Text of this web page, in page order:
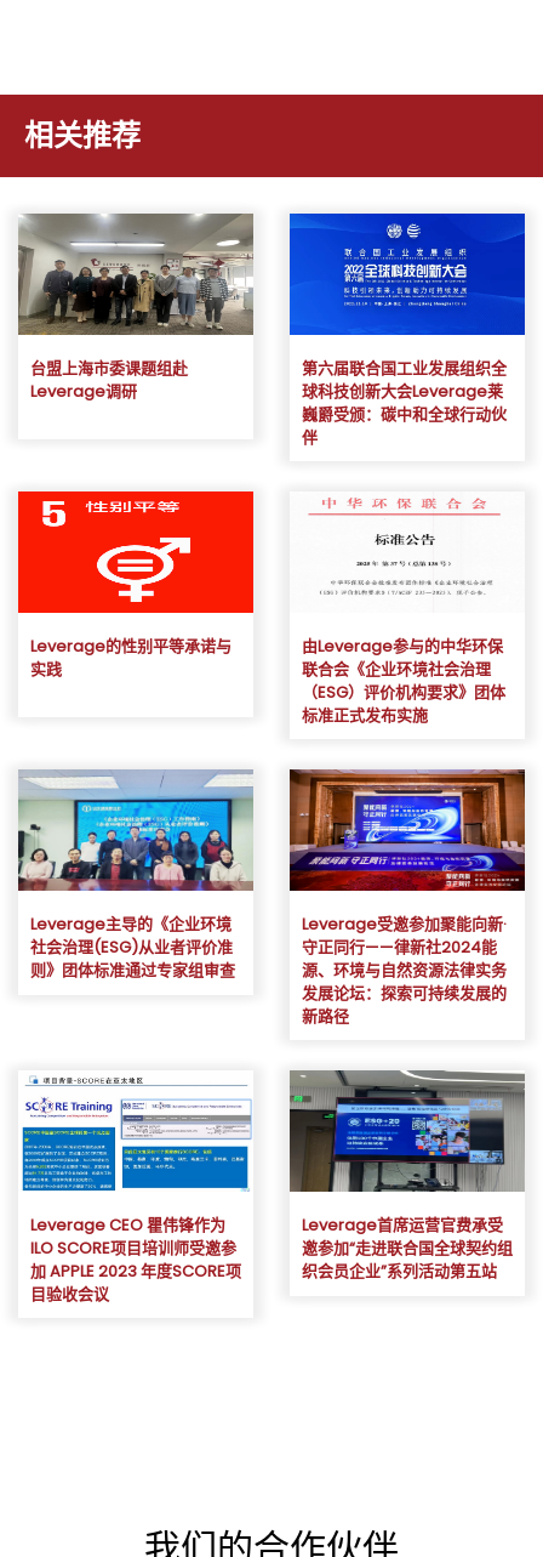
相关推荐
台盟上海市委课题组赴
Leverage调研
第六届联合国工业发展组织全
球科技创新大会Leverage莱
巍爵受颁：碳中和全球行动伙
伴
Leverage的性别平等承诺与
实践
由Leverage参与的中华环保
联合会《企业环境社会治理
（ESG）评价机构要求》团体
标准正式发布实施
Leverage主导的《企业环境
社会治理(ESG)从业者评价准
则》团体标准通过专家组审查
Leverage受邀参加聚能向新·
守正同行——律新社2024能
源、环境与自然资源法律实务
发展论坛：探索可持续发展的
新路径
Leverage CEO 瞿伟锋作为
ILO SCORE项目培训师受邀参
加 APPLE 2023 年度SCORE项
目验收会议
Leverage首席运营官费承受
邀参加“走进联合国全球契约组
织会员企业”系列活动第五站
我们的合作伙伴